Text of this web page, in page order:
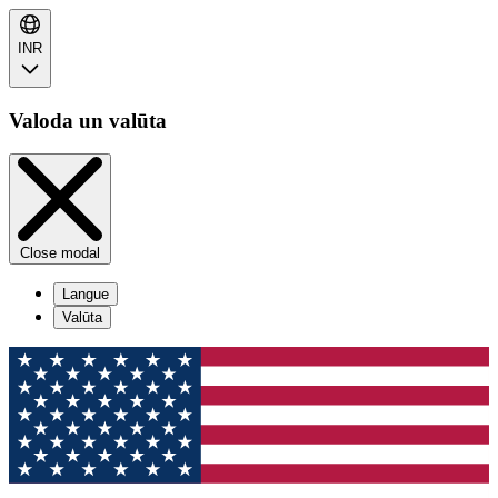
INR
Valoda un valūta
Close modal
Langue
Valūta